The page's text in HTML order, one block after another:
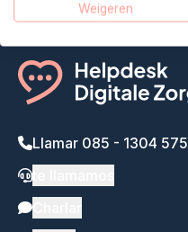
Llamar 085 - 1304 575
Weigeren